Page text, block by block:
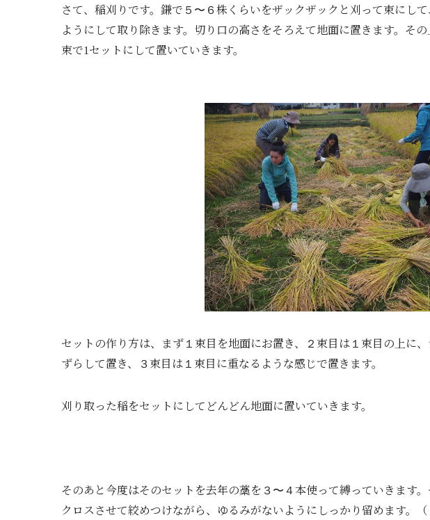
さて、稲刈りです。鎌で ５〜６ 株くらいをザックザックと刈って束にして
ようにして取り除きます。 切り口の高さをそろえて地面に置きます。そ
束で1 セットにして置いていきます。
セットの作り方は、まず １ 束目を地面にお置き、 ２ 束目は １ 束目の 上に
ずらして置き、
３ 束目 は １ 束目に重なるような感じで置きます。
刈り取った稲をセットにしてどんどん地面に置いていきます。
そのあと今度はそのセットを去年の藁を ３〜４本使って縛っていきます
クロスさせて絞めつけながら、ゆるみがないようにしっかり留めます。（